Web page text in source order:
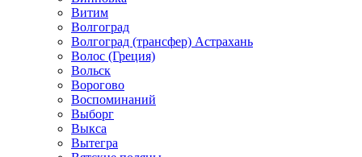
Витим
Волгоград
Волгоград (трансфер) Астрахань
Волос (Греция)
Вольск
Ворогово
Воспоминаний
Выборг
Выкса
Вытегра